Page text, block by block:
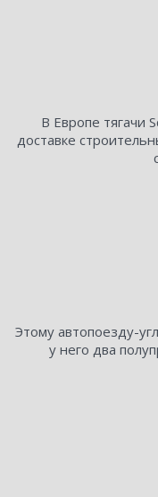
В Европе тягачи
доставке
Этому автопоезду-
у него два